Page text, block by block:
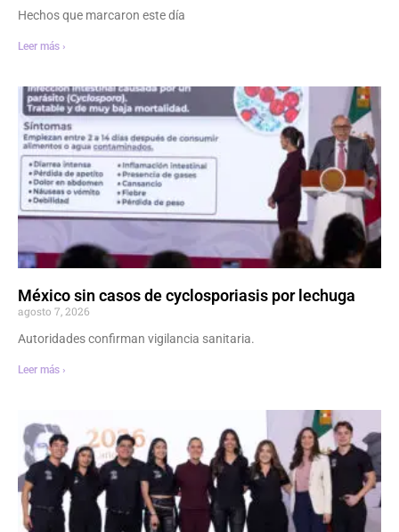
Hechos que marcaron este día
Leer más ›
México sin casos de cyclosporiasis por lechuga
agosto 7, 2026
Autoridades confirman vigilancia sanitaria.
Leer más ›